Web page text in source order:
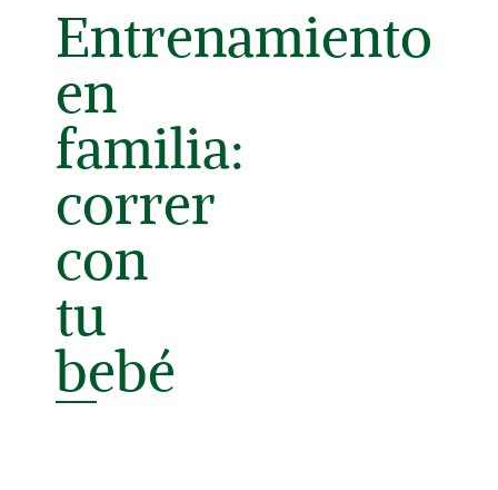
Entrenamiento
en
familia:
correr
con
tu
bebé